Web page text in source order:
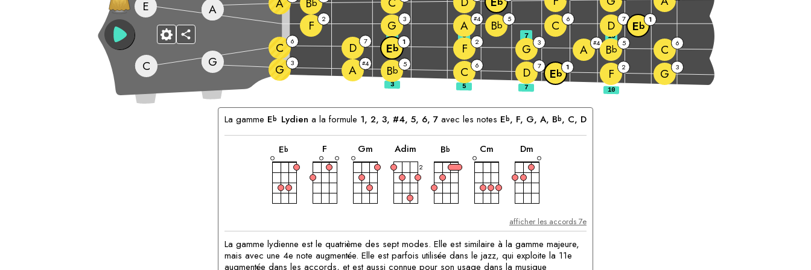
G G 3 A #4 Bb 5 C 6 D 7
Eb 1 F 2 G 3
C
C 6 D 7 Eb 1 F 2 G 3 A #4 Bb 5 C 6
E
F
2 G 3 A #4 Bb 5 C 6 D 7 Eb 1
A b
3 5 7 10
La gamme Eb Lydien a la formule 1, 2, 3, #4, 5, 6, 7avec les notes Eb, F, G, A, Bb, C, D
Accords
correspondants:
Eb
accord
F
accord
Gm
accord
Adim
accord
2
Bb
accord
Cm
accord
Dm
accord
afficher les accords 7e
La gamme lydienne est le quatrième des sept modes. Elle est similaire à la gamme majeure,
mais avec une 4e note augmentée. Elle est parfois utilisée dans le jazz, qui exploite la 11e
augmentée dans les accords, et est aussi connue pour son usage dans la musique